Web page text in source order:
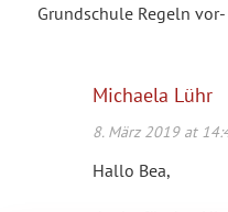
Grundschule Regeln
Michaela Lühr
8. März 2019 at
Hallo Bea,